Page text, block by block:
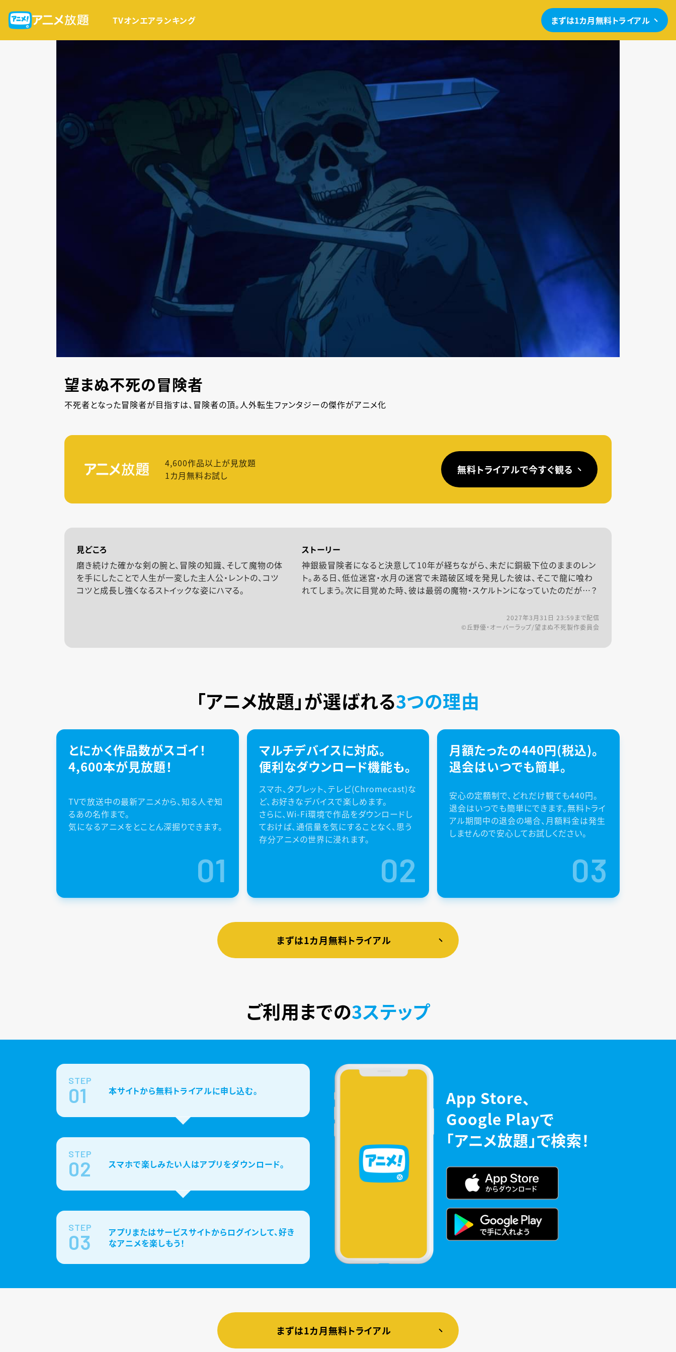
TVオンエアランキング まずは1カ月無料トライアル
望まぬ不死の冒険者
不死者となった冒険者が目指すは、冒険者の頂。人外転生ファンタジーの傑作がアニメ化
4,600作品以上が見放題
1カ月無料お試し
無料トライアルで今すぐ観る
見どころ
磨き続けた確かな剣の腕と、冒険の知識、そして魔物の体
を手にしたことで人生が一変した主人公・レントの、コツ
コツと成長し強くなるストイックな姿にハマる。
ストーリー
神銀級冒険者になると決意して10年が経ちながら、未だに銅級下位のままのレン
ト。ある日、低位迷宮・水月の迷宮で未踏破区域を発見した彼は、そこで龍に喰わ
れてしまう。次に目覚めた時、彼は最弱の魔物・スケルトンになっていたのだが…？
2027年3月31日 23:59 まで配信
©丘野優・オーバーラップ/望まぬ不死製作委員会
「アニメ放題」が選ばれる3つの理由
とにかく作品数がスゴイ！
4,600本が見放題！
TVで放送中の最新アニメから、知る人ぞ知
るあの名作まで。
気になるアニメをとことん深掘りできます。
01
マルチデバイスに対応。
便利なダウンロード機能も。
スマホ、タブレット、テレビ(Chromecast)な
ど、お好きなデバイスで楽しめます。
さらに、Wi-Fi環境で作品をダウンロードし
ておけば、通信量を気にすることなく、思う
存分アニメの世界に浸れます。
02
月額たったの440円(税込)。
退会はいつでも簡単。
安心の定額制で、どれだけ観ても440円。
退会はいつでも簡単にできます。無料トライ
アル期間中の退会の場合、月額料金は発生
しませんので安心してお試しください。
03
まずは1カ月無料トライアル
ご利用までの3ステップ
STEP
01 本サイトから無料トライアルに申し込む。
STEP
02 スマホで楽しみたい人はアプリをダウンロード。
STEP
03
アプリまたはサービスサイトからログインして、好き
なアニメを楽しもう！
App Store、
Google Playで
「アニメ放題」で検索！
まずは1カ月無料トライアル